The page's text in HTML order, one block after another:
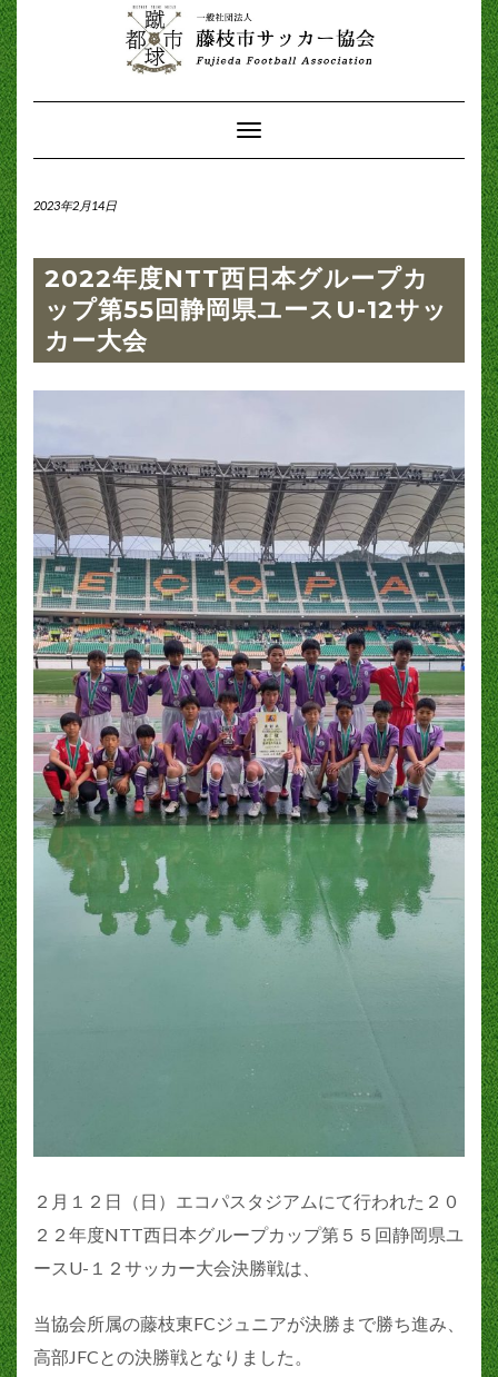
Toggle
Navigation
2023年2月14日
2022年度NTT西日本グループカ
ップ第55回静岡県ユースU-12サッ
カー大会
２月１２日（日）エコパスタジアムにて行われた２０
２２年度NTT西日本グループカップ第５５回静岡県ユ
ースU-１２サッカー大会決勝戦は、
当協会所属の藤枝東FCジュニアが決勝まで勝ち進み、
高部JFCとの決勝戦となりました。